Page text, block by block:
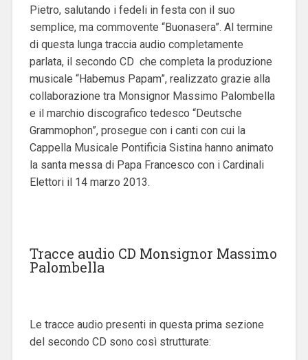
Pietro, salutando i fedeli in festa con il suo
semplice, ma commovente “Buonasera”. Al termine
di questa lunga traccia audio completamente
parlata, il secondo CD che completa la produzione
musicale “Habemus Papam”, realizzato grazie alla
collaborazione tra Monsignor Massimo Palombella
e il marchio discografico tedesco “Deutsche
Grammophon”, prosegue con i canti con cui la
Cappella Musicale Pontificia Sistina hanno animato
la santa messa di Papa Francesco con i Cardinali
Elettori il 14 marzo 2013.
Tracce audio CD Monsignor Massimo
Palombella
Le tracce audio presenti in questa prima sezione
del secondo CD sono così strutturate: